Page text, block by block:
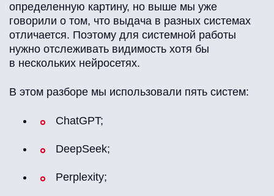
определенную картину, но выше мы уже
говорили о том, что выдача в разных системах
отличается. Поэтому для системной работы
нужно отслеживать видимость хотя бы
в нескольких нейросетях.
В этом разборе мы использовали пять систем:
ChatGPT;
DeepSeek;
Perplexity;